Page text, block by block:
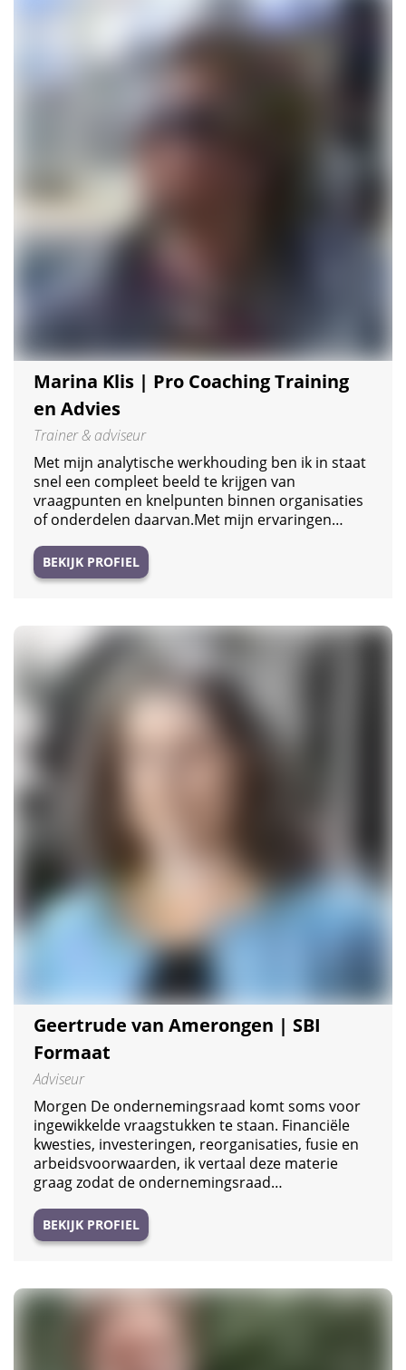
Marina Klis | Pro Coaching Training
en Advies
Trainer & adviseur
Met mijn analytische werkhouding ben ik in staat
snel een compleet beeld te krijgen van
vraagpunten en knelpunten binnen organisaties
of onderdelen daarvan.Met mijn ervaringen…
BEKIJK PROFIEL
Geertrude van Amerongen | SBI
Formaat
Adviseur
Morgen De ondernemingsraad komt soms voor
ingewikkelde vraagstukken te staan. Financiële
kwesties, investeringen, reorganisaties, fusie en
arbeidsvoorwaarden, ik vertaal deze materie
graag zodat de ondernemingsraad…
BEKIJK PROFIEL